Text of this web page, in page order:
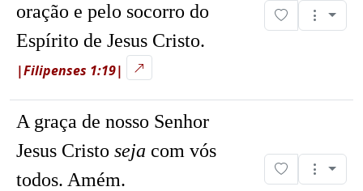
oração e pelo socorro do
Espírito de Jesus Cristo.
|Filipenses 1:19|
A graça de nosso Senhor
Jesus Cristo seja com vós
todos. Amém.